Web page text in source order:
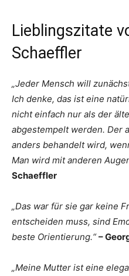
Lieblingszitate
Schaeffler
„Jeder Mensch will
Ich denke, das ist eine
nicht einfach nur als der
abgestempelt werden. Der
anders behandelt wird,
Man wird mit anderen
Schaeffler
„Das war für sie gar keine
entscheiden muss, sind
beste Orientierung.“ –
„Meine Mutter ist eine